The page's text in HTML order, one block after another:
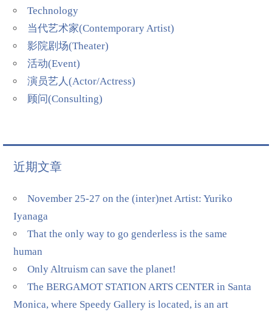
Technology
当代艺术家(Contemporary Artist)
影院剧场(Theater)
活动(Event)
演员艺人(Actor/Actress)
顾问(Consulting)
近期文章
November 25-27 on the (inter)net Artist: Yuriko
Iyanaga
That the only way to go genderless is the same
human
Only Altruism can save the planet!
The BERGAMOT STATION ARTS CENTER in Santa
Monica, where Speedy Gallery is located, is an art